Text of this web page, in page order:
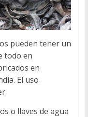
pueden tener un
todo en
en
El uso
o llaves de agua